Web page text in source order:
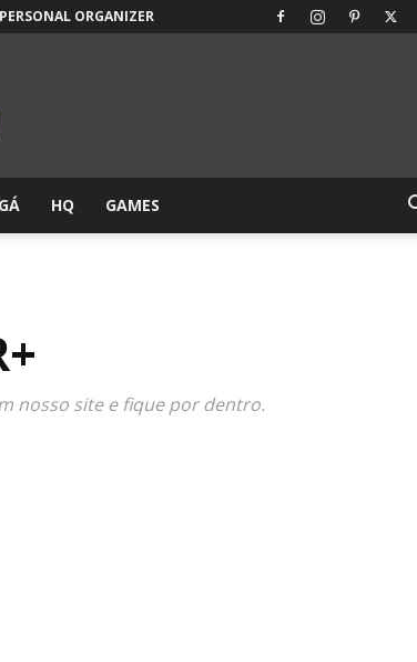
PERSONAL ORGANIZER
HQ GAMES
nosso site e fique por dentro.